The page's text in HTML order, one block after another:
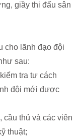
giầy thi đấu sân
cho lãnh đạo đội
sau:
tra tư cách
đội mới được
thủ và các viên
thuật;